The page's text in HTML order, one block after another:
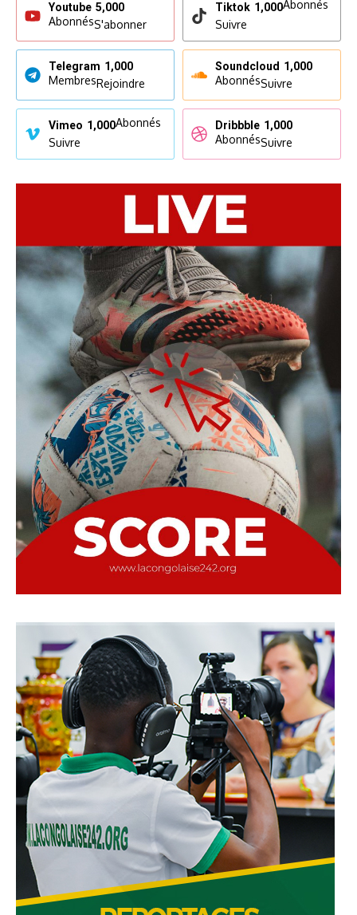
Youtube 5,000
AbonnésS'abonner
Tiktok 1,000Abonnés
Suivre
Telegram 1,000
MembresRejoindre
Soundcloud 1,000
AbonnésSuivre
Vimeo 1,000Abonnés
Suivre
Dribbble 1,000
AbonnésSuivre